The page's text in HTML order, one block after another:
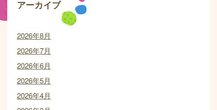
アーカイブ
2026年8月
2026年7月
2026年6月
2026年5月
2026年4月